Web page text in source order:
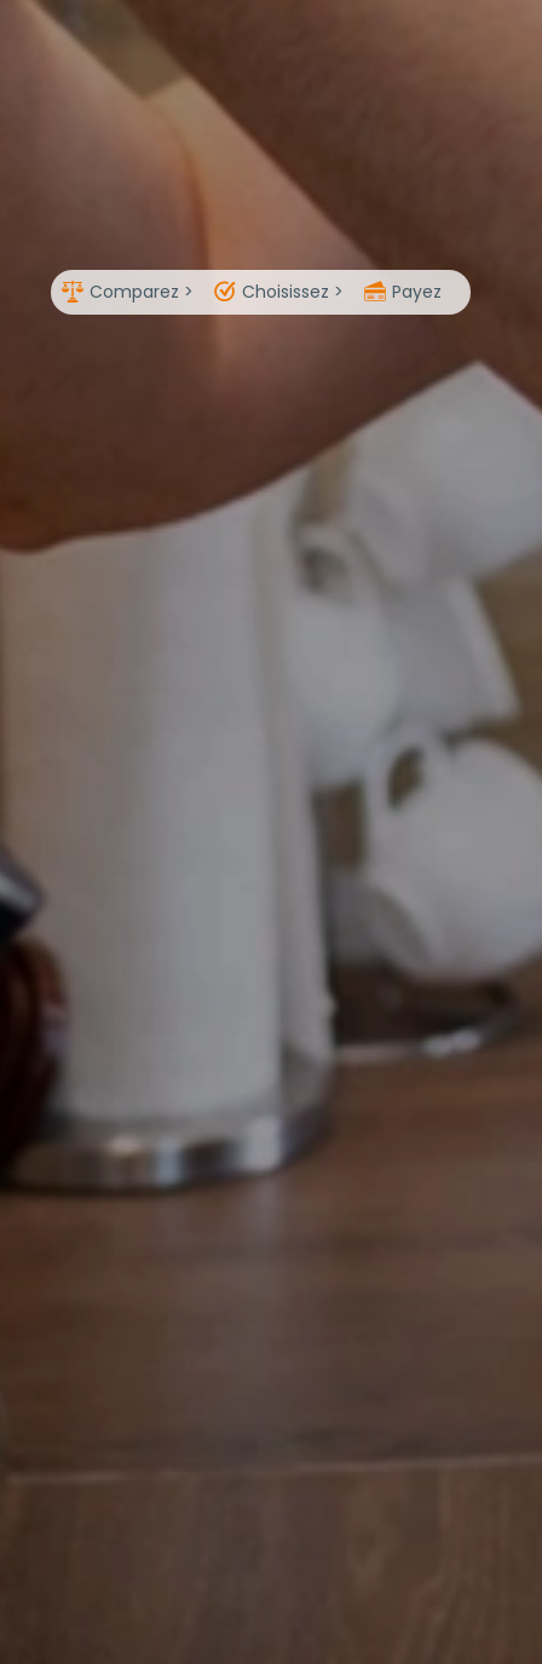
Comparez > Choisissez > Payez